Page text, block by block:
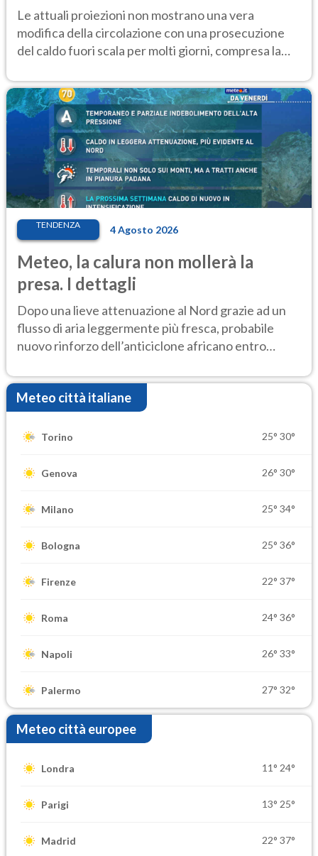
Le attuali proiezioni non mostrano una vera
modifica della circolazione con una prosecuzione
del caldo fuori scala per molti giorni, compresa la
TENDENZA 4 Agosto 2026
Meteo, la calura non mollerà la
presa. I dettagli
Dopo una lieve attenuazione al Nord grazie ad un
flusso di aria leggermente più fresca, probabile
nuovo rinforzo dell’anticiclone africano entro
Meteo città italiane
Torino 25° 30°
Genova 26° 30°
Milano 25° 34°
Bologna 25° 36°
Firenze 22° 37°
Roma 24° 36°
Napoli 26° 33°
Palermo 27° 32°
Meteo città europee
Londra 11° 24°
Parigi 13° 25°
Madrid 22° 37°